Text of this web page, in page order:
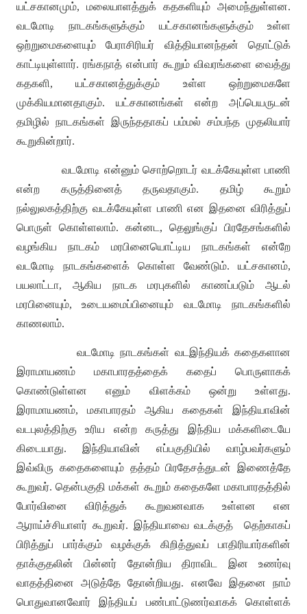
யட்சகானமும், மலையாளத்துக் கதகளியும் அமைந்துள்ளன.
வடமோடி நாடகங்களுக்கும் யட்சகானங்களுக்கும் உள்ள
ஒற்றுமைகளையும் பேராசிரியர் வித்தியானந்தன் தொட்டுக்
காட்டியுள்ளார்.ரங்கநாத் என்பார் கூறும் விவரங்களை வைத்து
கதகளி,யட்சகானத்துக்கும் உள்ள ஒற்றுமைகளே
முக்கியமானதாகும். யட்சகானங்கள் என்ற அப்பெயருடன்
தமிழில் நாடகங்கள் இருந்ததாகப் பம்மல் சம்பந்த முதலியார்
கூறுகின்றார்.
வடமோடி என்னும் சொற்றொடர் வடக்கேயுள்ள பாணி
என்ற கருத்தினைத் தருவதாகும். தமிழ் கூறும்
நல்லுலகத்திற்கு வடக்கேயுள்ள பாணி என இதனை விரித்துப்
பொருள் கொள்ளலாம். கன்னட , தெலுங்குப் பிரதேசங்களில்
வழங்கிய நாடகம் மரபினையொட்டிய நாடகங்கள் என்றே
வடமோடி நாடகங்களைக் கொள்ள வேண்டும். யட்சகானம்,
பயலாட்டா, ஆகிய நாடக மரபுகளில் காணப்படும் ஆடல்
மரபினையும்,உடையமைப்பினையும் வடமோடி நாடகங்களில்
காணலாம்.
வடமோடி நாடகங்கள் வடஇந்தியக் கதைகளான
இராமாயணம் மகாபாரதத்தைக் கதைப் பொருளாகக்
கொண்டுள்ளன எனும் விளக்கம் ஒன்று உள்ளது.
இராமாயணம், மகாபாரதம் ஆகிய கதைகள் இந்தியாவின்
வடபுலத்திற்கு உரிய என்ற கருத்து இந்திய மக்களிடையே
கிடையாது. இந்தியாவின் எப்பகுதியில் வாழ்பவர்களும்
இவ்விரு கதைகளையும் தத்தம் பிரதேசத்துடன் இணைத்தே
கூறுவர்.தென்பகுதி மக்கள் கூறும் கதைகளே மகாபாரதத்தில்
போர்வினை விரித்துக் கூறுவனவாக உள்ளன என
ஆராய்ச்சியாளர் கூறுவர். இந்தியாவை வடக்குத்
தெற்காகப்
பிரித்துப் பார்க்கும் வழக்குக் கிறித்துவப் பாதிரியார்களின்
தாக்குதலின் பின்னர் தோன்றிய திராவிட இன உணர்வு
வாதத்தினை அடுத்தே தோன்றியது. எனவே இதனை நாம்
பொதுவானவோர் இந்தியப் பண்பாட்டுணர்வாகக் கொள்ளக்